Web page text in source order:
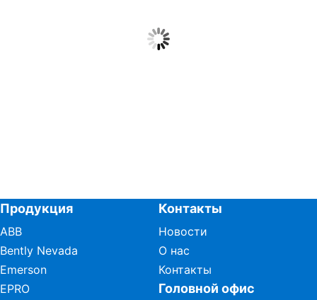
Продукция
ABB
Bently Nevada
Emerson
EPRO
Контакты
Новости
О нас
Контакты
Головной офис